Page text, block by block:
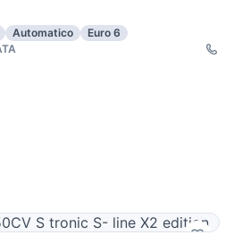
Automatico
Euro 6